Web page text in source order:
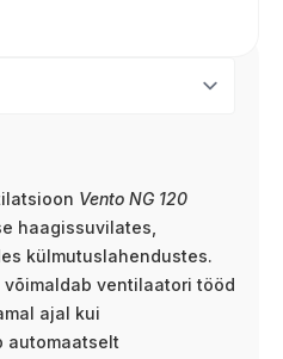
Vento NG 120
haagissuvilates,
külmutuslahendustes.
ventilaatori tööd
ajal kui
automaatselt